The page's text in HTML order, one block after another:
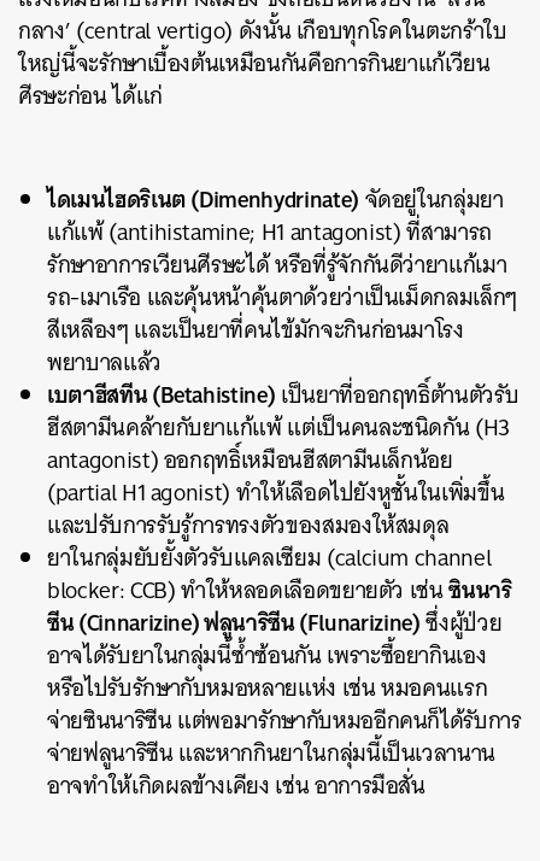
กลาง’ (central vertigo) ดังนั้น เกือบทุกโรคในตะกร้าใบ
ใหญ่นี้จะรักษาเบื้องต้นเหมือนกันคือการกินยาแก้เวียน
ศีรษะก่อน ได้แก่
ไดเมนไฮดริเนต (Dimenhydrinate)จัดอยู่ในกลุ่มยา
แก้แพ้ (antihistamine; H1 antagonist) ที่สามารถ
รักษาอาการเวียนศีรษะได้ หรือที่รู้จักกันดีว่ายาแก้เมา
รถ-เมาเรือ และคุ้นหน้าคุ้นตาด้วยว่าเป็นเม็ดกลมเล็กๆ
สีเหลืองๆ และเป็นยาที่คนไข้มักจะกินก่อนมาโรง
พยาบาลแล้ว
เบตาฮีสทีน (Betahistine)เป็นยาที่ออกฤทธิ์ต้านตัวรับ
ฮีสตามีนคล้ายกับยาแก้แพ้ แต่เป็นคนละชนิดกัน (H3
antagonist) ออกฤทธิ์เหมือนฮีสตามีนเล็กน้อย
(partial H1 agonist) ทำให้เลือดไปยังหูชั้นในเพิ่มขึ้น
และปรับการรับรู้การทรงตัวของสมองให้สมดุล
ยาในกลุ่มยับยั้งตัวรับแคลเซียม (calcium channel
blocker: CCB) ทำให้หลอดเลือดขยายตัว เช่นซินนาริ
ซีน (Cinnarizine) ฟลูนาริซีน (Flunarizine)ซึ่งผู้ป่วย
อาจได้รับยาในกลุ่มนี้ซ้ำซ้อนกัน เพราะซื้อยากินเอง
หรือไปรับรักษากับหมอหลายแห่ง เช่น หมอคนแรก
จ่ายซินนาริซีน แต่พอมารักษากับหมออีกคนก็ได้รับการ
จ่ายฟลูนาริซีน และหากกินยาในกลุ่มนี้เป็นเวลานาน
อาจทำให้เกิดผลข้างเคียง เช่น อาการมือสั่น
ค้นหา
SHARE TWEET LINE EMAIL